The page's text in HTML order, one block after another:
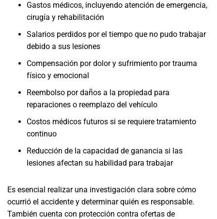
Gastos médicos, incluyendo atención de emergencia,
cirugía y rehabilitación
Salarios perdidos por el tiempo que no pudo trabajar
debido a sus lesiones
Compensación por dolor y sufrimiento por trauma
físico y emocional
Reembolso por daños a la propiedad para
reparaciones o reemplazo del vehículo
Costos médicos futuros si se requiere tratamiento
continuo
Reducción de la capacidad de ganancia si las
lesiones afectan su habilidad para trabajar
Es esencial realizar una investigación clara sobre cómo
ocurrió el accidente y determinar quién es responsable.
También cuenta con protección contra ofertas de